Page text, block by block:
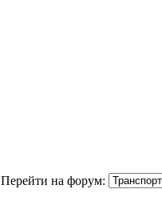
Перейти на форум: